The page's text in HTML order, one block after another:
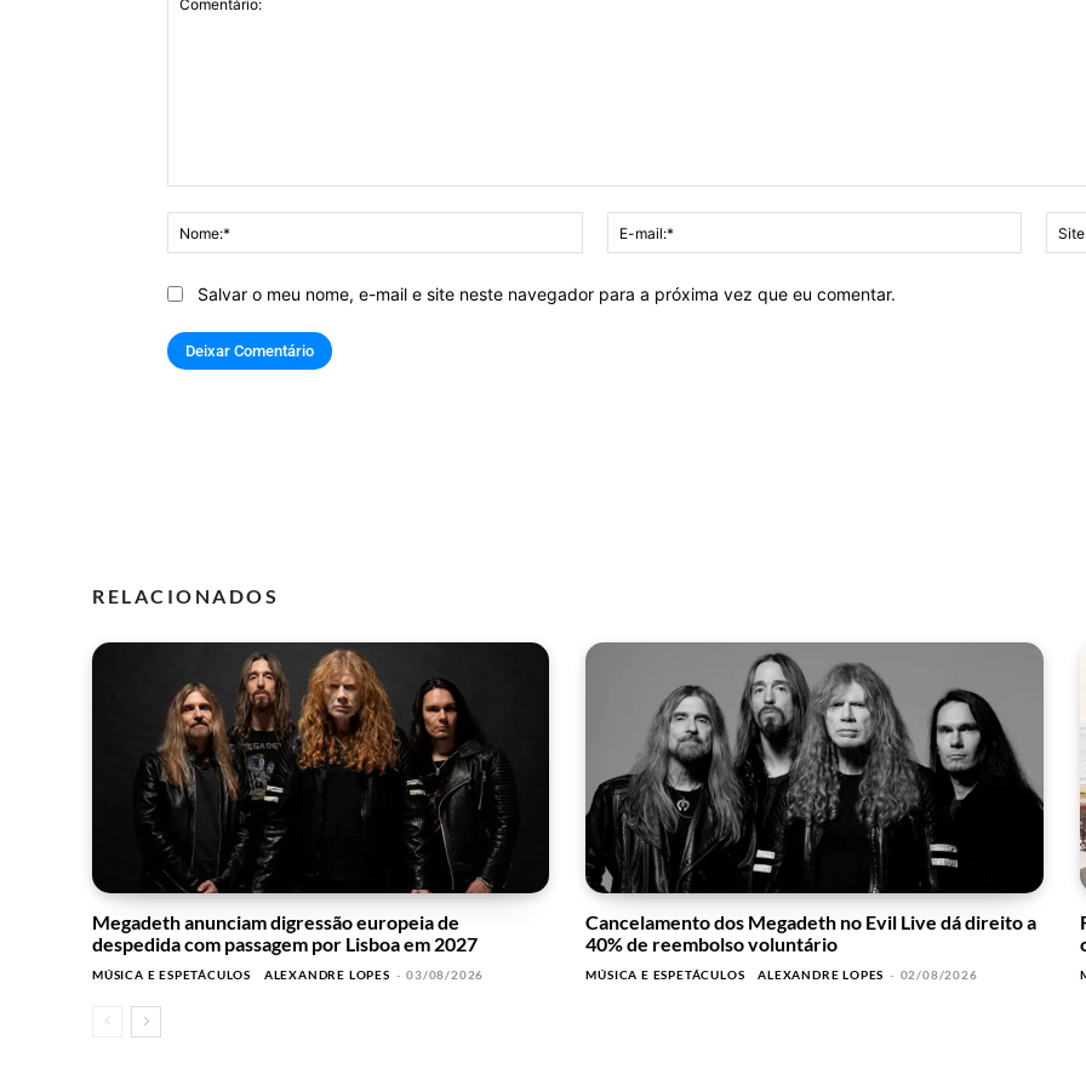
Nome:*
mail:*
Salvar o meu nome, e-mail e site neste navegador para a próxima vez que eu comentar.
RELACIONADOS
Megadeth anunciam digressão europeia de
despedida com passagem por Lisboa em 2027
MÚSICA E ESPETÁCULOS ALEXANDRE LOPES - 03/08/2026
Cancelamento dos Megadeth no Evil Live dá direito a
40% de reembolso voluntário
MÚSICA E ESPETÁCULOS ALEXANDRE LOPES - 02/08/2026